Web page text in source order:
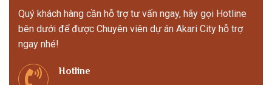
Quý khách hàng cần hỗ trợ tư vấn ngay, hãy gọi Hotline
bên dưới để được Chuyên viên dự án Akari City hỗ trợ
ngay nhé!
Hotline